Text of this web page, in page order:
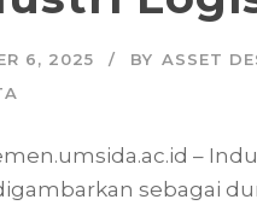
6, 2025 BY ASSET
–
sebagai